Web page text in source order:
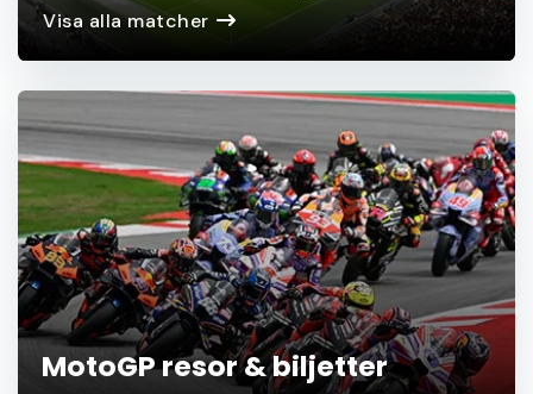
Visa alla matcher
MotoGP resor & biljetter